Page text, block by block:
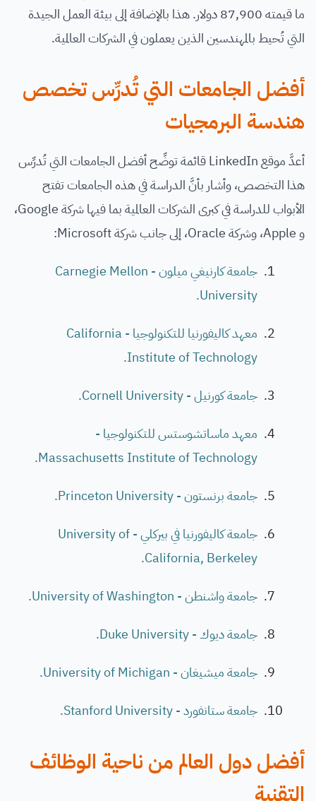
ما قيمته 87,900 دولار. هذا بالإضافة إلى بيئة العمل الجيدة
التي تُحيط بالمهندسين الذين يعملون في الشركات العالمية.
أفضل الجامعات التي تُدرِّس تخصص
هندسة البرمجيات
أعدَّ موقع LinkedIn قائمة توضِّح أفضل الجامعات التي تُدرِّس
هذا التخصص، وأشار بأنَّ الدراسة في هذه الجامعات تفتح
الأبواب للدراسة في كبرى الشركات العالمية بما فيها شركة Google،
و Apple، وشركة Oracle، إلى جانب شركة Microsoft:
جامعة كارنيغي ميلون - Carnegie Mellon
University.
معهد كاليفورنيا للتكنولوجيا - California
Institute of Technology.
جامعة كورنيل - Cornell University.
معهد ماساتشوستس للتكنولوجيا -
Massachusetts Institute of Technology.
جامعة برنستون - Princeton University.
جامعة كاليفورنيا في بيركلي - University of
California, Berkeley.
جامعة واشنطن - University of Washington.
جامعة ديوك - Duke University.
جامعة ميشيغان - University of Michigan.
جامعة ستانفورد - Stanford University.
أفضل دول العالم من ناحية الوظائف
التقنية